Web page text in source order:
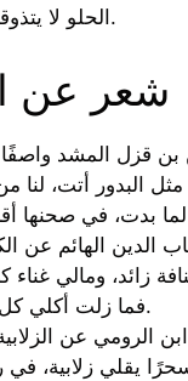
الحلو لا يتذوقه إلا الحلو.
شعر عن
قزل المشد
البدور أتت، لنا
الدين الهائم عن
زائد، ومالي غناء
فما زلت أكلي كل يوم وليلة.
الرومي عن
يقلي زلابية، في